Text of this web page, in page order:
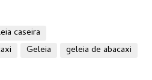
caseira
Geleia
geleia de abacaxi